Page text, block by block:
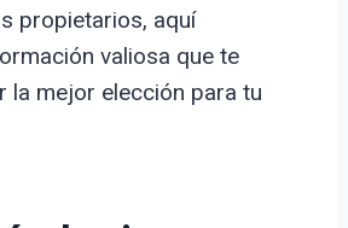
propietarios, aquí
valiosa que te
la mejor elección para tu